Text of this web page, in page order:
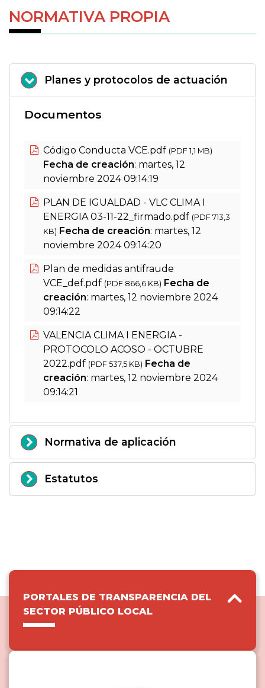
NORMATIVA PROPIA
Planes y protocolos de actuación
Documentos
Código Conducta VCE.pdf (PDF 1,1 MB)
Fecha de creación: martes, 12
noviembre 2024 09:14:19
PLAN DE IGUALDAD - VLC CLIMA I
ENERGIA 03-11-22_firmado.pdf (PDF 713,3
KB) Fecha de creación: martes, 12
noviembre 2024 09:14:20
Plan de medidas antifraude
VCE_def.pdf (PDF 866,6 KB) Fecha de
creación: martes, 12 noviembre 2024
09:14:22
VALENCIA CLIMA I ENERGIA -
PROTOCOLO ACOSO - OCTUBRE
2022.pdf (PDF 537,5 KB) Fecha de
creación: martes, 12 noviembre 2024
09:14:21
Normativa de aplicación
Estatutos
PORTALES DE TRANSPARENCIA DEL
SECTOR PÚBLICO LOCAL